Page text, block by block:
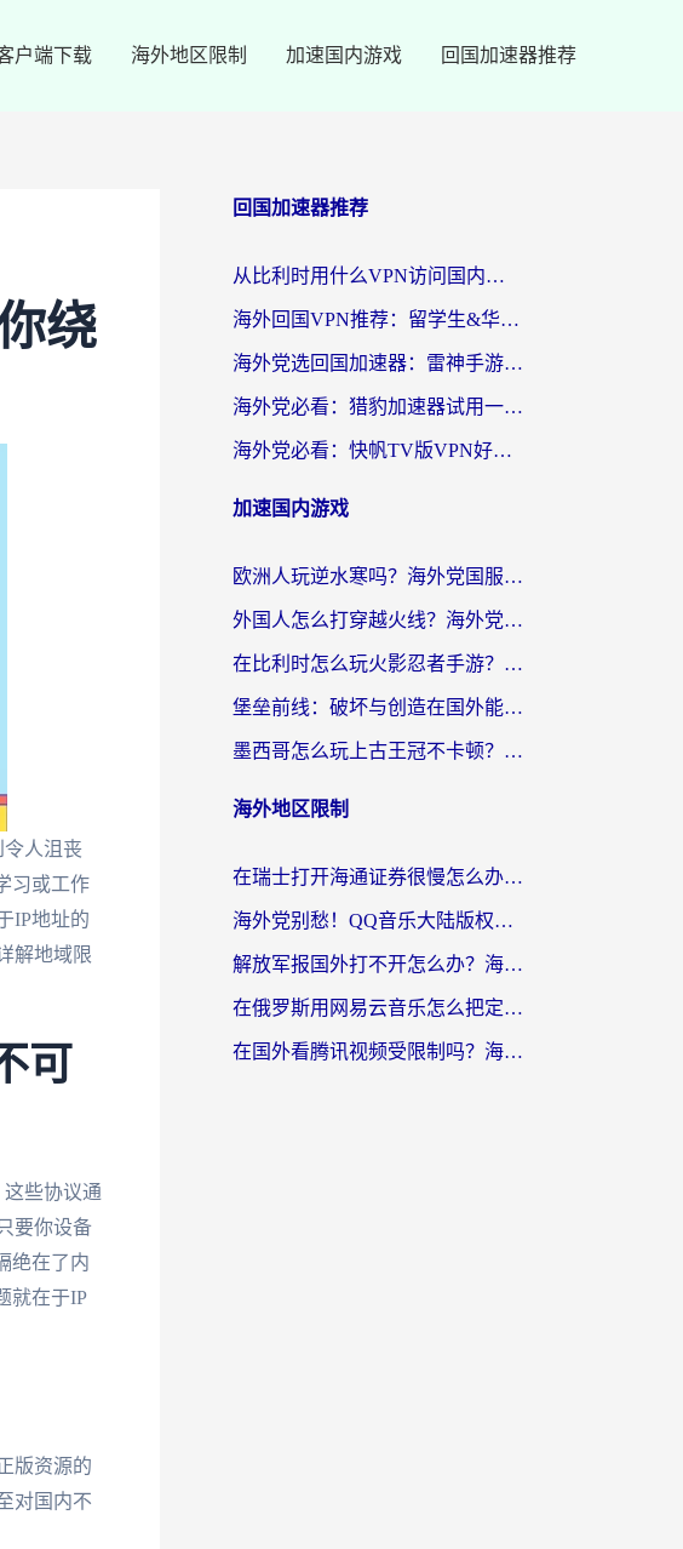
户端下载 海外地区限制 加速国内游戏 回国加速器推荐
绕
令人沮丧
习或工作
IP地址的
解地域限
可
些协议通
要你设备
绝在了内
就在于IP
版资源的
对国内不
回国加速器推荐
从比利时用什么VPN访问国内？3年海外党亲测有效的无缝回国上网指南
海外回国VPN推荐：留学生&华人无缝访问国内资源的实用指南
海外党选回国加速器：雷神手游和SpeedCN哪个好？附避坑指南
海外党必看：猎豹加速器试用一小时后，我终于找到无缝访问国内资源的正确姿势
海外党必看：快帆TV版VPN好用吗？和畅游VPN对比哪个回国效果更好？附实用选择指南
加速国内游戏
欧洲人玩逆水寒吗？海外党国服游戏畅玩终极指南（附低延迟秘籍）
外国人怎么打穿越火线？海外党国服游戏加速器终极攻略（附3大热门游戏解决方案）
在比利时怎么玩火影忍者手游？海外党亲测有效的国服游戏加速指南
堡垒前线：破坏与创造在国外能玩国服吗？海外玩家国服畅玩终极指南
墨西哥怎么玩上古王冠不卡顿？海外党国服游戏加速器选择全攻略
海外地区限制
在瑞士打开海通证券很慢怎么办？留学生&海外华人的回国加速全攻略
海外党别愁！QQ音乐大陆版权限制怎么破？附咪咕视频、B站地区限制解除全攻略
解放军报国外打不开怎么办？海外华人必备回国加速指南，看奥运拳击、听酷狗音乐全搞定
在俄罗斯用网易云音乐怎么把定位修改到中国国内？海外党听歌自由的钥匙找到了
在国外看腾讯视频受限制吗？海外党亲测有效的回国加速器选择指南